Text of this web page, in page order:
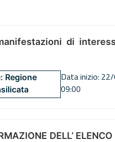
di
Regione
Data inizio:
09:00
DELL’